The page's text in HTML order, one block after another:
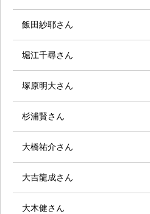
飯田紗耶さん
堀江千尋さん
塚原明大さん
杉浦賢さん
大橋祐介さん
大吉龍成さん
大木健さん